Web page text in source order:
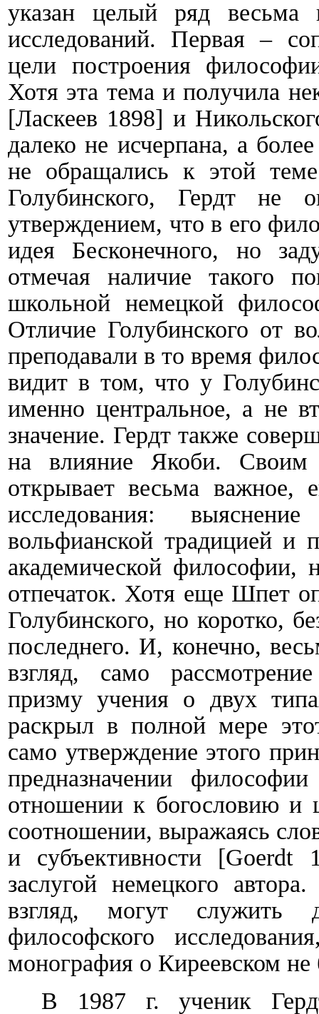
указан целый ряд весьма
исследований. Первая –
цели построения
Хотя эта тема и получила
[Ласкеев 1898] и
далеко не исчерпана, а
не обращались к этой
Голубинского, Гердт не
утверждением, что в его
идея Бесконечного, но
отмечая наличие такого
школьной немецкой
Отличие Голубинского от
преподавали в то время
видит в том, что у
именно центральное, а не
значение. Гердт также
на влияние Якоби. Своим
открывает весьма
исследования:
вольфианской традицией и
академической философии,
отпечаток. Хотя еще Шпет
Голубинского, но коротко,
последнего. И, конечно,
взгляд, само
призму учения о двух
раскрыл в полной мере
само утверждение этого
предназначении
отношении к богословию и
соотношении, выражаясь
и субъективности [Goerdt
заслугой немецкого
взгляд, могут служить
философского
монография о Киреевском не
В 1987 г. ученик